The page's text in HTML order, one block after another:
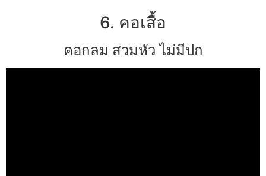
6. คอเสื้อ
คอกลม สวมหัว ไม่มีปก